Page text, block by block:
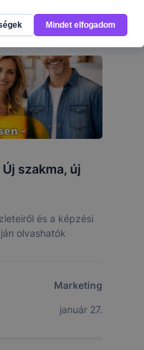
szakma, új
és a képzési
olvashatók
Marketing
január 27.
Mindet elfogadom